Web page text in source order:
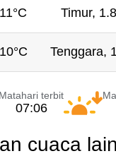
Timur,
Tenggara,
Matahari terbit
07:06
cuaca